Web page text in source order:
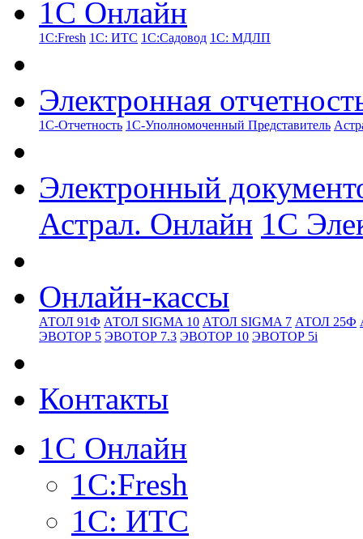
1С Онлайн
1С:Fresh 1С: ИТС 1С:Садовод 1С: МДЛП
Электронная
1С-Отчетность 1С-Уполномоченный Представитель
Электронный
Астрал. Онлайн 1С
Онлайн-кассы
АТОЛ 91Ф АТОЛ SIGMA 10 АТОЛ SIGMA 7 АТОЛ 25Ф
ЭВОТОР 5 ЭВОТОР 7.3 ЭВОТОР 10 ЭВОТОР 5i
Контакты
1С Онлайн
1С:Fresh
1С: ИТС